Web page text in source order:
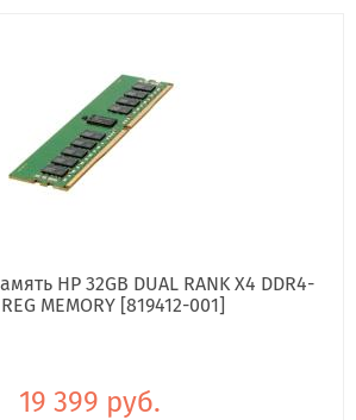
HP 32GB DUAL RANK X4 DDR4-
MEMORY [819412-001]
19 399 руб.